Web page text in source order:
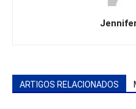
ARTIGOS RELACIONADOS